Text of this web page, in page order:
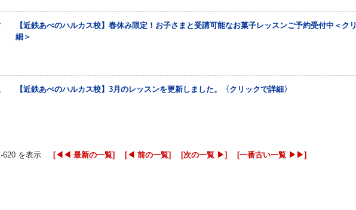
【近鉄あべのハルカス校】春休み限定！お子さまと受講可能なお菓子レッスンご予約受付中＜ク
細＞
【近鉄あべのハルカス校】3月のレッスンを更新しました。〈クリックで詳細〉
620 を表示 [◀◀ 最新の一覧] [◀ 前の一覧] [次の一覧 ▶] [一番古い一覧 ▶▶]